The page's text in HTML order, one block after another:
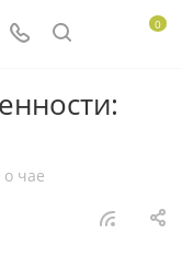
0
о чае